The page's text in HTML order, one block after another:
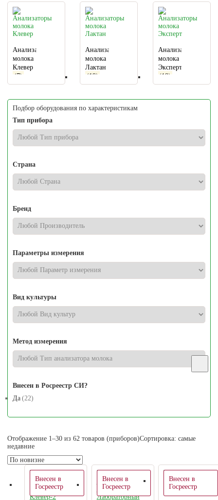
Анализаторы
молока
Клевер
(7)
Анализаторы
молока
Лактан
(19)
Анализаторы
молока
Эксперт
(18)
Подбор оборудования по характеристикам
Тип прибора
Страна
Бренд
Параметры измерения
Вид культуры
Метод измерения
Внесен в Росреестр СИ?
Да (22)
Отображение 1–30 из 62 товаров (приборов)Сортировка: самые
недавние
Внесен в
Госреестр
Внесен в
Госреестр
Внесен в
Госреестр